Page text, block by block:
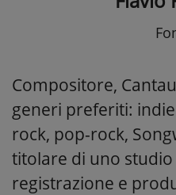
Compositore,
generi preferiti:
rock, pop-rock,
titolare di uno
registrazione e